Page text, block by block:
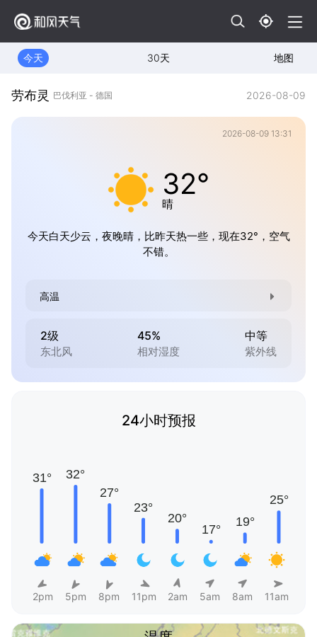
今天 30天 地图
劳布灵 巴伐利亚 - 德国 2026-08-09
2026-08-09 13:31
32°
晴
今天白天少云，夜晚晴，比昨天热一些，现在32°，空气
不错。
高温
2级
东北风
45%
相对湿度
中等
紫外线
24小时预报
2pm 5pm 8pm 11pm 2am 5am 8am 11am